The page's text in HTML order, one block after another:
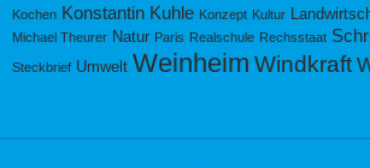
Kochen Konstantin Kuhle Konzept Kultur
Michael Theurer Natur Paris Realschule Rechsstaat
Steckbrief Umwelt Weinheim Windkraft